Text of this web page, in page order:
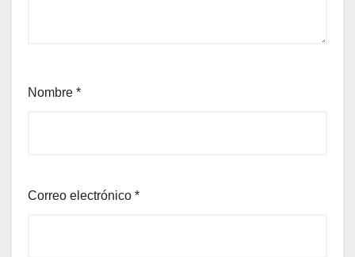
Nombre *
Correo electrónico *